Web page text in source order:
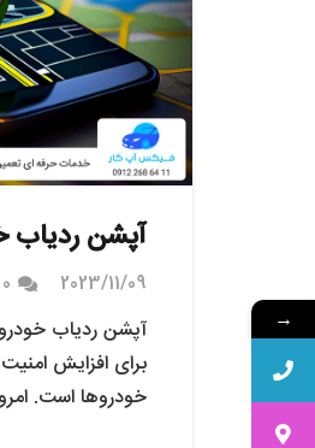
آپشن
2023/11/09
0
آپشن ردیاب
برای افزایش
خودروها است.
→